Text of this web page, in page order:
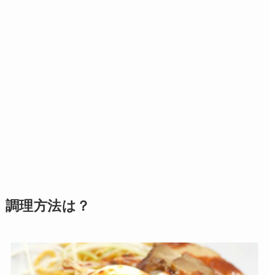
調理方法は？